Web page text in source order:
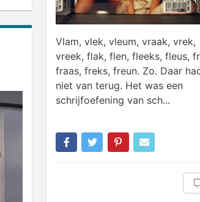
Vlam, vlek, vleum, vraak, vrek,
vreek, flak, flen, fleeks, fleus,
fraas, freks, freun. Zo. Daar
niet van terug. Het was een
schrijfoefening van sch...